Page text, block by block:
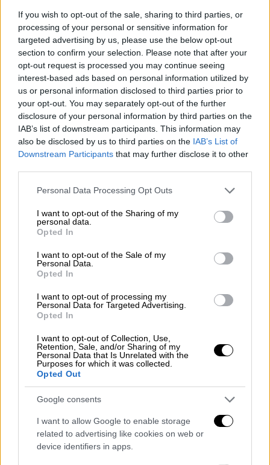
If you wish to opt-out of the sale, sharing to third parties, or
processing of your personal or sensitive information for
targeted advertising by us, please use the below opt-out
section to confirm your selection. Please note that after your
opt-out request is processed you may continue seeing
interest-based ads based on personal information utilized by
us or personal information disclosed to third parties prior to
your opt-out. You may separately opt-out of the further
disclosure of your personal information by third parties on the
IAB’s list of downstream participants. This information may
also be disclosed by us to third parties on the IAB’s List of
Downstream Participants that may further disclose it to other
Please note that this website/app uses one or more Google
not limited to your visit or usage behaviour. You may click to
grant or deny consent to Google and its third-party tags to
use your data for below specified purposes in below Google
consent section.
Personal Data Processing Opt Outs
I want to opt-out of the Sharing of my
personal data.
Opted In
I want to opt-out of the Sale of my
Personal Data.
Opted In
I want to opt-out of processing my
Personal Data for Targeted Advertising.
Opted In
I want to opt-out of Collection, Use,
Retention, Sale, and/or Sharing of my
Personal Data that Is Unrelated with the
Purposes for which it was collected.
Opted Out
Google consents
I want to allow Google to enable storage
related to advertising like cookies on web or
device identifiers in apps.
Ελλάδα|19.02.2026 23:50
Ημαθία: Νόθευαν τόνους ηλιέλαιου και
το πουλούσαν σε Ελλάδα και Γερμανία
Τα τελευταία έξι χρόνια σε Ελλάδα και
Γερμανία διακίμησαν περίπου 700 τόνους
νοθευμένου ελαιόλαδου, με τη ζημιά σε
3,4 εκατομμύρια ευρώ